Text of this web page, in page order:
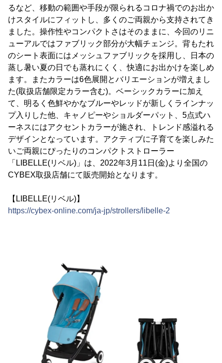
るなど、移動の範囲や手段が限られるコロナ禍でのお出か
けスタイルにフィットし、多くのご両親から支持されてき
ました。操作性やコンパクトさはそのままに、今回のリニ
ューアルではファブリック部分が大幅チェンジ。背もたれ
のシート表面にはメッシュファブリックを採用し、日本の
蒸し暑い夏の日でも蒸れにくく、快適にお出かけを楽しめ
ます。またカラーは6色展開とバリエーションが増えまし
た(取扱店舗限定カラー含む)。ベーシックカラーに加え
て、明るく色鮮やかなブルーやレッドが新しくラインナッ
プ入りした他、キャノピーやショルダーパット、5点式ハ
ーネスにはアクセントカラーが施され、トレンド感溢れる
デザインとなっています。アクティブに子育てを楽しみた
いご両親にぴったりのコンパクトストローラー
「LIBELLE(リベル)」は、2022年3月11日(金)より全国の
CYBEX取扱店舗にて販売開始となります。
【LIBELLE(リベル)】
https://cybex-online.com/ja-jp/strollers/libelle-2